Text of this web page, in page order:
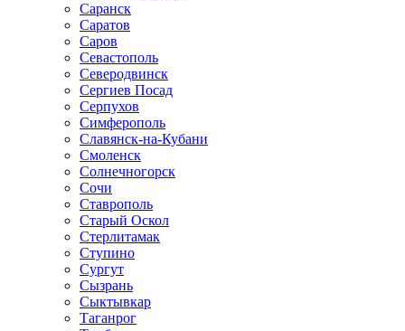
Саранск
Саратов
Саров
Севастополь
Северодвинск
Сергиев Посад
Серпухов
Симферополь
Славянск-на-Кубани
Смоленск
Солнечногорск
Сочи
Ставрополь
Старый Оскол
Стерлитамак
Ступино
Сургут
Сызрань
Сыктывкар
Таганрог